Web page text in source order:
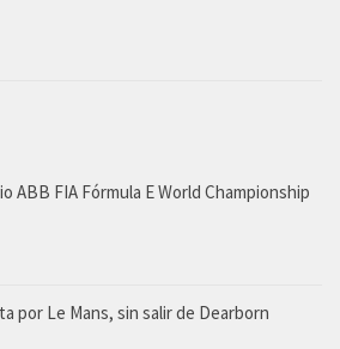
ABB FIA Fórmula E World Championship
por Le Mans, sin salir de Dearborn